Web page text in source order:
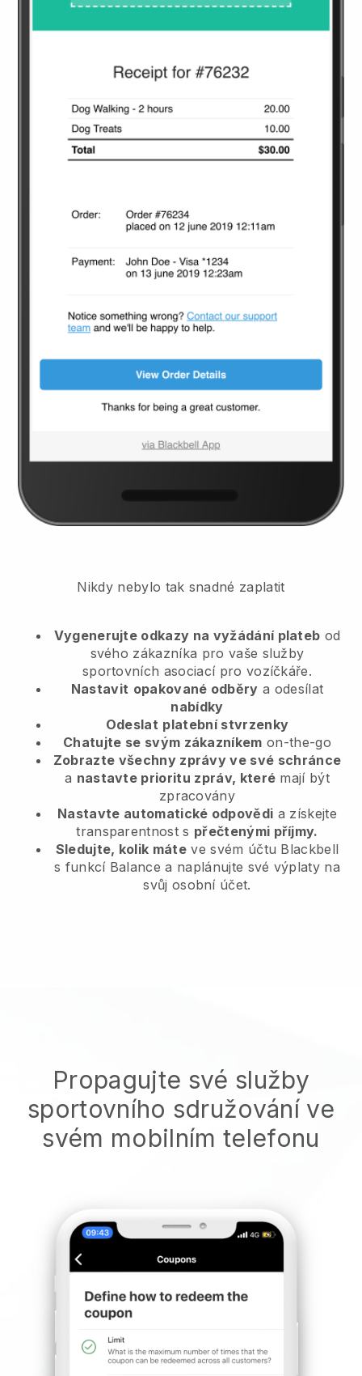
Nikdy nebylo tak snadné zaplatit
Vygenerujte odkazy na vyžádání plateb od
svého zákazníka pro vaše služby
sportovních asociací pro vozíčkáře.
Nastavit opakované odběry a odesílat
nabídky
Odeslat platební stvrzenky
Chatujte se svým zákazníkem on-the-go
Zobrazte všechny zprávy ve své schránce
a nastavte prioritu zpráv, které mají být
zpracovány
Nastavte automatické odpovědi a získejte
transparentnost s přečtenými příjmy.
Sledujte, kolik máte ve svém účtu Blackbell
s funkcí Balance a naplánujte své výplaty na
svůj osobní účet.
Propagujte své služby
sportovního sdružování ve
svém mobilním telefonu